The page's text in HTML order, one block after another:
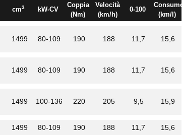
cm3 kW-CV
Coppia
(Nm)
Velocità
(km/h)
0-100
Consumo
(km/l)
1499 80-109 190 188 11,7 15,6
1499 80-109 190 188 11,7 15,6
1499 100-136 220 205 9,5 15,9
1499 80-109 190 188 11,7 15,6